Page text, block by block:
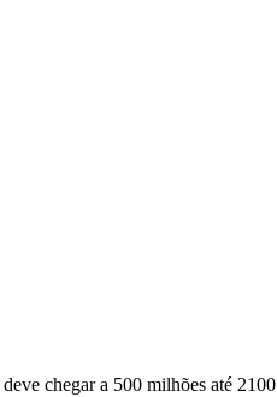
chegar a 500 milhões até 2100